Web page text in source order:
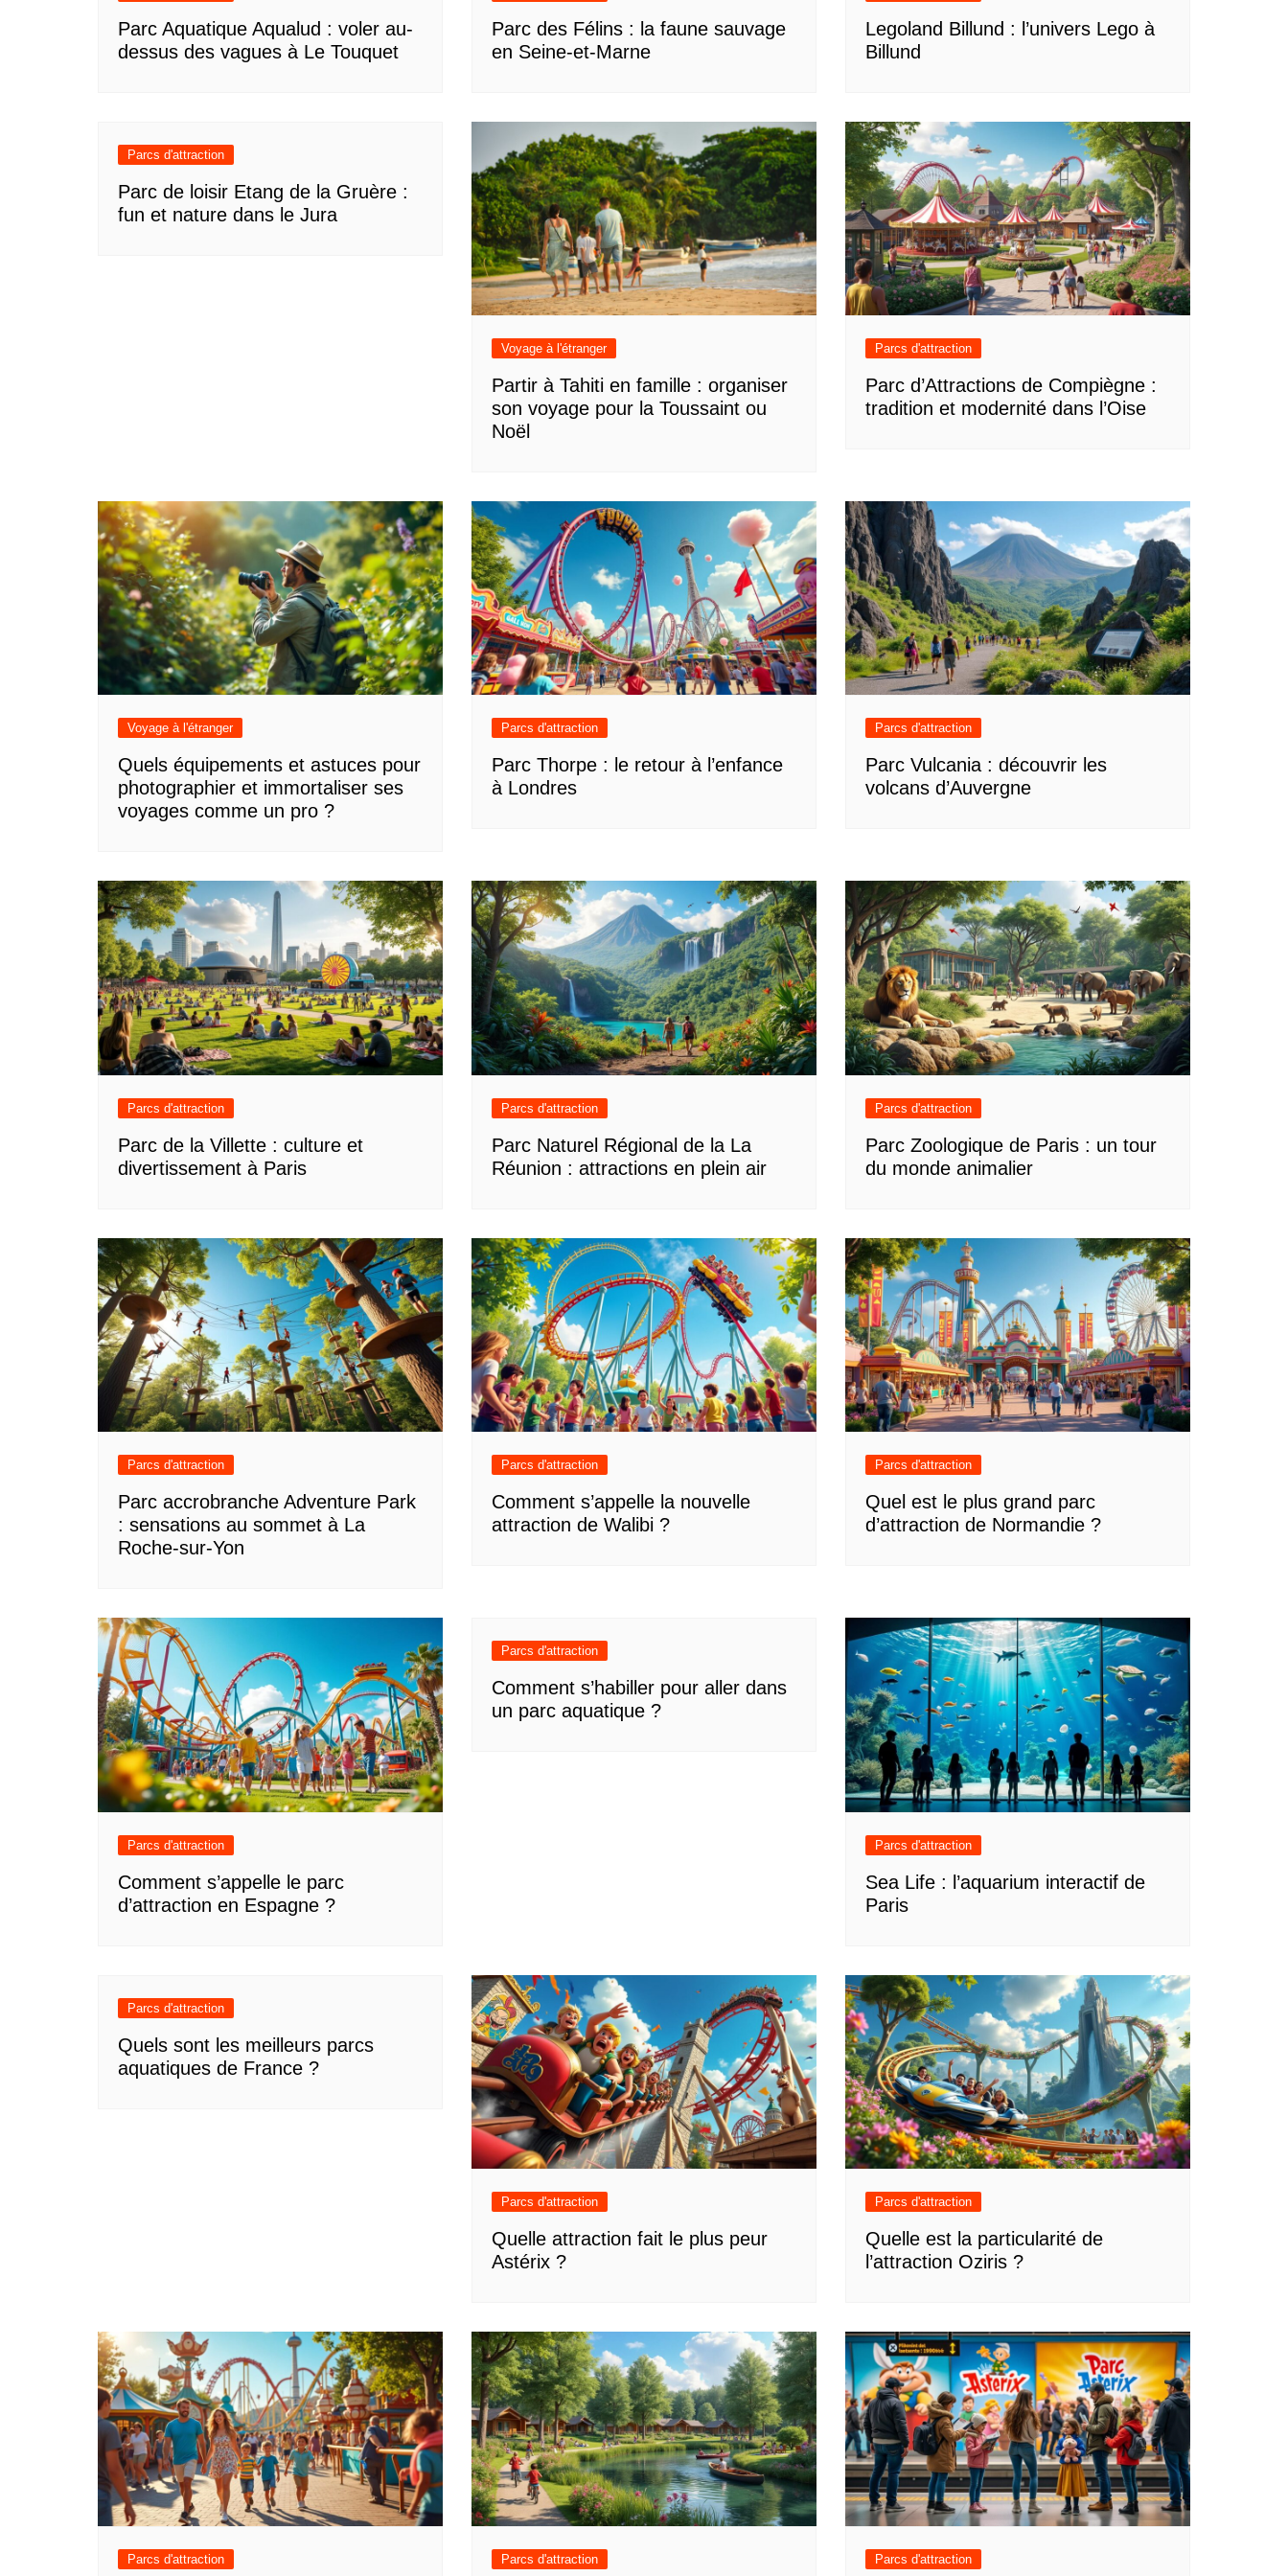
Parc Aquatique Aqualud : voler au-
dessus des vagues à Le Touquet
Parc des Félins : la faune sauvage
en Seine-et-Marne
Legoland Billund : l’univers Lego à
Billund
Parcs d'attraction
Parc de loisir Etang de la Gruère :
fun et nature dans le Jura
Voyage à l'étranger
Partir à Tahiti en famille : organiser
son voyage pour la Toussaint ou
Noël
Parcs d'attraction
Parc d’Attractions de Compiègne :
tradition et modernité dans l’Oise
Voyage à l'étranger
Quels équipements et astuces pour
photographier et immortaliser ses
voyages comme un pro ?
Parcs d'attraction
Parc Thorpe : le retour à l’enfance
à Londres
Parcs d'attraction
Parc Vulcania : découvrir les
volcans d’Auvergne
Parcs d'attraction
Parc de la Villette : culture et
divertissement à Paris
Parcs d'attraction
Parc Naturel Régional de la La
Réunion : attractions en plein air
Parcs d'attraction
Parc Zoologique de Paris : un tour
du monde animalier
Parcs d'attraction
Parc accrobranche Adventure Park
: sensations au sommet à La
Roche-sur-Yon
Parcs d'attraction
Comment s’appelle la nouvelle
attraction de Walibi ?
Parcs d'attraction
Quel est le plus grand parc
d’attraction de Normandie ?
Parcs d'attraction
Comment s’appelle le parc
d’attraction en Espagne ?
Parcs d'attraction
Comment s’habiller pour aller dans
un parc aquatique ?
Parcs d'attraction
Sea Life : l’aquarium interactif de
Paris
Parcs d'attraction
Quels sont les meilleurs parcs
aquatiques de France ?
Parcs d'attraction
Quelle attraction fait le plus peur
Astérix ?
Parcs d'attraction
Quelle est la particularité de
l’attraction Oziris ?
Parcs d'attraction Parcs d'attraction Parcs d'attraction